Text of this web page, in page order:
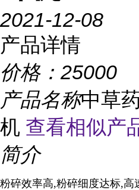
2021-12-08
产品详情
价格： 25000
产品名称中草
机 查看相似产
简介
粉碎效率高,粉碎细度达标,高